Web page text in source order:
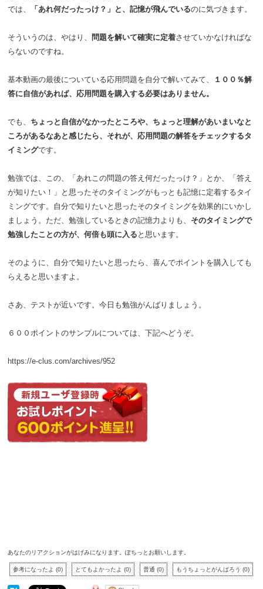
では、
「あれ何だったっけ？」と、記憶が飛んでいるのに気づきます。
そういうのは、やはり、 問題を解いて確実に定着させていかなければな
らないのですね。
基本動画の最後についている応用問題を自分で解いてみて、
１００％解
答に自信があれば、応用問題を購入する必要はありません。
でも、 ちょっと自信がなかったところや、ちょっと理解があいまいなと
ころがあるなあと感じたら、それが、応用問題の解答をチェックするタ
イミングです。
勉強では、この、「あれこの問題の答え何だったっけ？」とか、「答え
が知りたい！」と思ったそのタイミングがもっとも記憶に定着するタイ
ミングです。自分で知りたいと思ったそのタイミングを効果的にいかし
ましょう。ただ、勉強しているときの記憶力よりも、 そのタイミングで
勉強したことの方が、何倍も頭に入る と思います。
そのように、自分で知りたいと思ったら、喜んでポイントを購入しても
らえると思いますよ。
さあ、テストが近いです。今日も勉強がんばりましょう。
６００ポイントのサンプルについては、下記へどうぞ。
https://e-clus.com/archives/952
あなたのリアクションがはげみになります。ぽちっとお願いします。
参考になったよ(0) とてもよかったよ(0) 普通(0) もうちょっとがんばろう(0)